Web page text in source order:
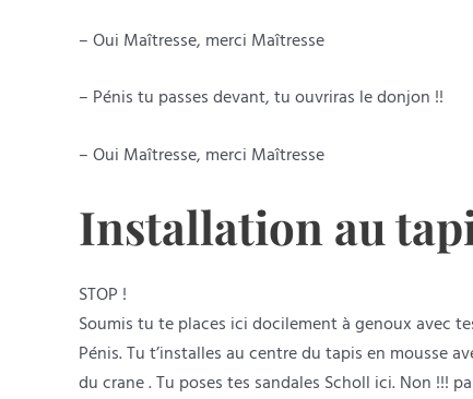
– Oui Maîtresse, merci Maîtresse
– Pénis tu passes devant, tu ouvriras le donjon !!
– Oui Maîtresse, merci Maîtresse
Installation au
STOP !
Soumis tu te places ici docilement à genoux avec
Pénis. Tu t’installes au centre du tapis en mousse
du crane . Tu poses tes sandales Scholl ici. Non !!!